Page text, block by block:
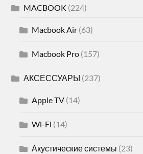
MACBOOK (224)
Macbook Air (63)
Macbook Pro (157)
АКСЕССУАРЫ (237)
Apple TV (14)
Wi-Fi (14)
Акустические системы (23)